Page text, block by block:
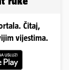
Čitaj,
vijestima.